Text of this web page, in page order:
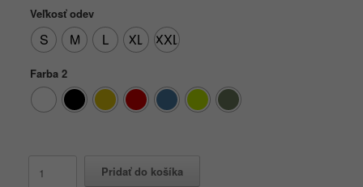
Veľkosť odev
S M L XL XXL
Farba 2
Infinity
Pridať do košíka